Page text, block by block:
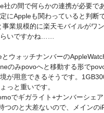
社の間で何らかの連携が必要で
にAppleも関わっていると判断
業規模的に楽天モバイルがワ
いですかね……
ウォッチナンバーの
のみpovoへと移動する形で
が用意できるそうです。
っと重いです。
でギガライト+ナンバーシェア
つのと大差ないので、メインの